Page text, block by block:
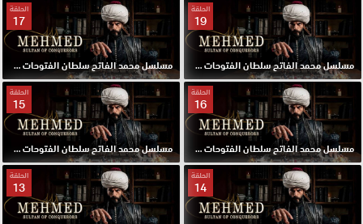
الحلقة
19
مسلسل محمد الفاتح سلطان الفتوحات مترجم الحلقة 19 HD
الحلقة
17
مسلسل محمد الفاتح سلطان الفتوحات مترجم الحلقة 17 HD
الحلقة
16
مسلسل محمد الفاتح سلطان الفتوحات مترجم الحلقة 16 HD
الحلقة
15
مسلسل محمد الفاتح سلطان الفتوحات مترجم الحلقة 15 HD
الحلقة
14
الحلقة
13